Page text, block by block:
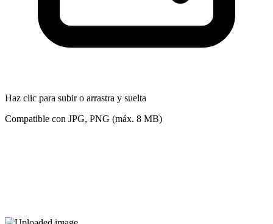
Haz clic para subir o arrastra y suelta
Compatible con JPG, PNG (máx. 8 MB)